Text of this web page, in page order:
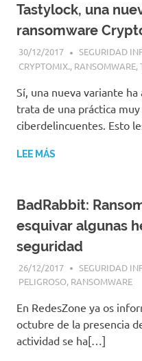
Tastylock, una
ransomware
30/12/2017
SEGURIDAD
CRYPTOMIX., RANSOMWARE,
Sí, una nueva variante
trata de una práctica
ciberdelincuentes. Esto
LEE MÁS
BadRabbit:
esquivar algunas
seguridad
26/12/2017 SEGURIDAD
PELIGROSO, RANSOMWARE
En RedesZone ya os
octubre de la presencia
actividad se ha[…]